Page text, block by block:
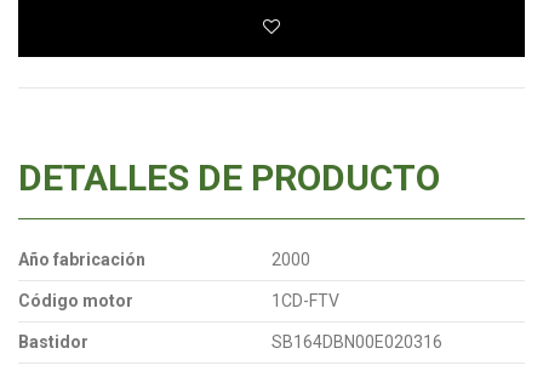
DETALLES DE PRODUCTO
Año fabricación 2000
Código motor 1CD-FTV
Bastidor SB164DBN00E020316